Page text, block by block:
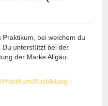
bei welchem du
Du unterstützt bei der
der Marke Allgäu.
Ausbildung -